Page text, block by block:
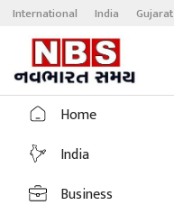
Skip
content
International India Gujarat
Home
India
Business